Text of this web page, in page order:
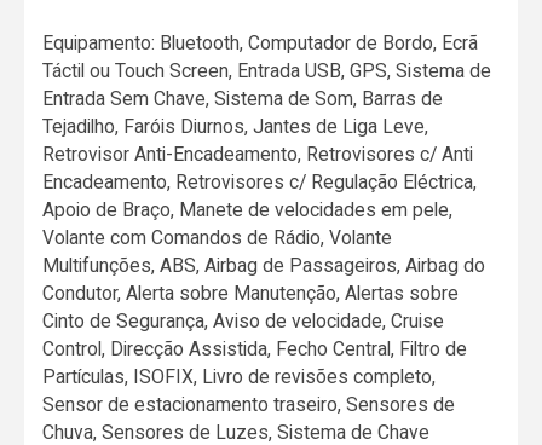
Equipamento: Bluetooth, Computador de Bordo, Ecrã
Táctil ou Touch Screen, Entrada USB, GPS, Sistema de
Entrada Sem Chave, Sistema de Som, Barras de
Tejadilho, Faróis Diurnos, Jantes de Liga Leve,
Retrovisor Anti-Encadeamento, Retrovisores c/ Anti
Encadeamento, Retrovisores c/ Regulação Eléctrica,
Apoio de Braço, Manete de velocidades em pele,
Volante com Comandos de Rádio, Volante
Multifunções, ABS, Airbag de Passageiros, Airbag do
Condutor, Alerta sobre Manutenção, Alertas sobre
Cinto de Segurança, Aviso de velocidade, Cruise
Control, Direcção Assistida, Fecho Central, Filtro de
Partículas, ISOFIX, Livro de revisões completo,
Sensor de estacionamento traseiro, Sensores de
Chuva, Sensores de Luzes, Sistema de Chave